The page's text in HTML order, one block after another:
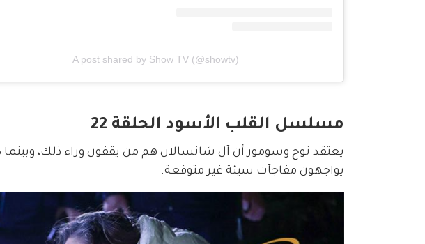
A post shared by Show TV (@showtv)
مسلسل القلب الأسود الحلقة 22
يعتقد نوح وسومور أن آل شانسالان هم من يقفون وراء ذلك،
يواجهون مفاجآت سيئة غير متوقعة.